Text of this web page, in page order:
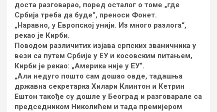
доста разговарао, поред осталог о томе „где
Србија треба да буде“, преноси Фонет.
„Наравно, у Европској унији. Из много разлога“,
рекао је Кирби.
Поводом различитих изјава српских званичника у
вези са путем Србије у ЕУ и косовским питањем,
Кирби је рекао: „Америка није у ЕУ“.
„Али недуго пошто сам дошао овде, тадашња
државна секретарка Хилари Клинтон и Кетрин
Ештон такође су дошле у Београд и разговарале са
председником Николићем и тада премијером